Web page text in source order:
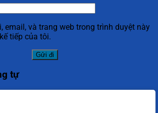
email, và trang web trong trình duyệt này
tiếp của tôi.
tự